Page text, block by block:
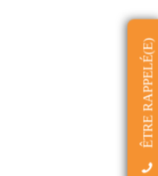
ÊTRE RAPPELÉ(E)